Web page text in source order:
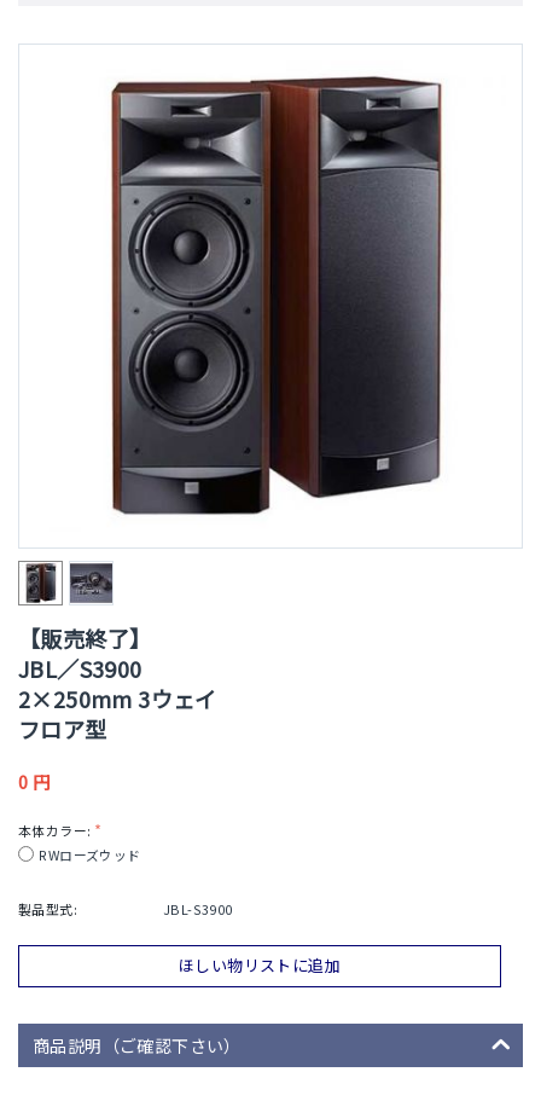
【販売終了】
JBL／S3900
2×250mm 3ウェイ
フロア型
0 円
本体カラー:
RWローズウッド
製品型式: JBL-S3900
ほしい物リストに追加
商品説明（ご確認下さい）